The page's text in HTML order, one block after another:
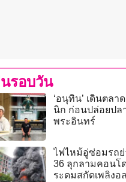
รอบวัน
‘อนุทิน’ เดินตลา
นิก ก่อนปล่อยปล
พระอินทร์
ไฟไหม้อู่ซ่อมรถ
36 ลุกลามคอนโ
ระดมสกัดเพลิงอ